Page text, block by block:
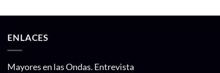
ENLACES
Mayores en las Ondas. Entrevista